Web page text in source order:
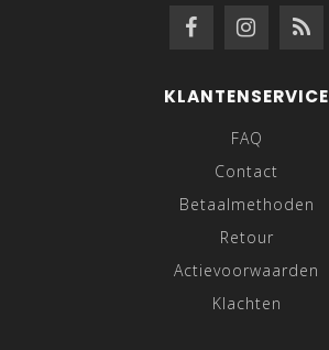
KLANTENSERVICE
FAQ
Contact
Betaalmethoden
Retour
Actievoorwaarden
Klachten